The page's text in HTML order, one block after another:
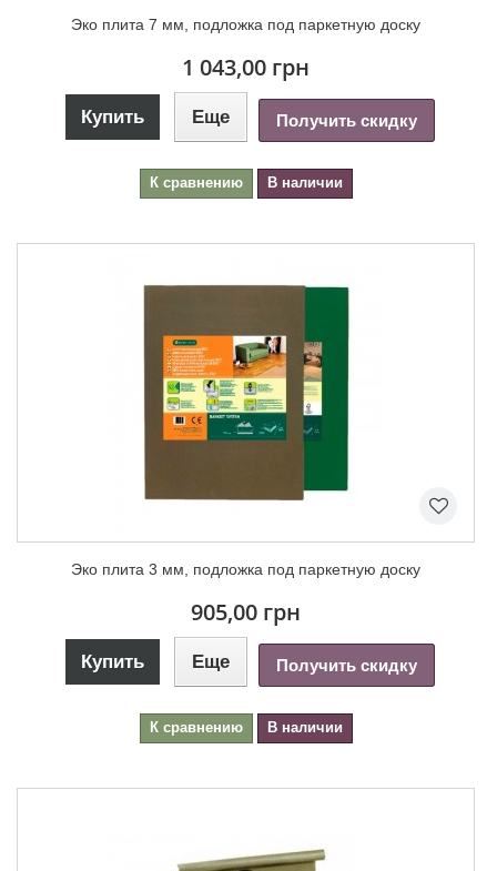
Эко плита 7 мм, подложка под паркетную доску
1 043,00 грн
Купить Еще Получить скидку
К сравнению В наличии
Эко плита 3 мм, подложка под паркетную доску
905,00 грн
Купить Еще Получить скидку
К сравнению В наличии